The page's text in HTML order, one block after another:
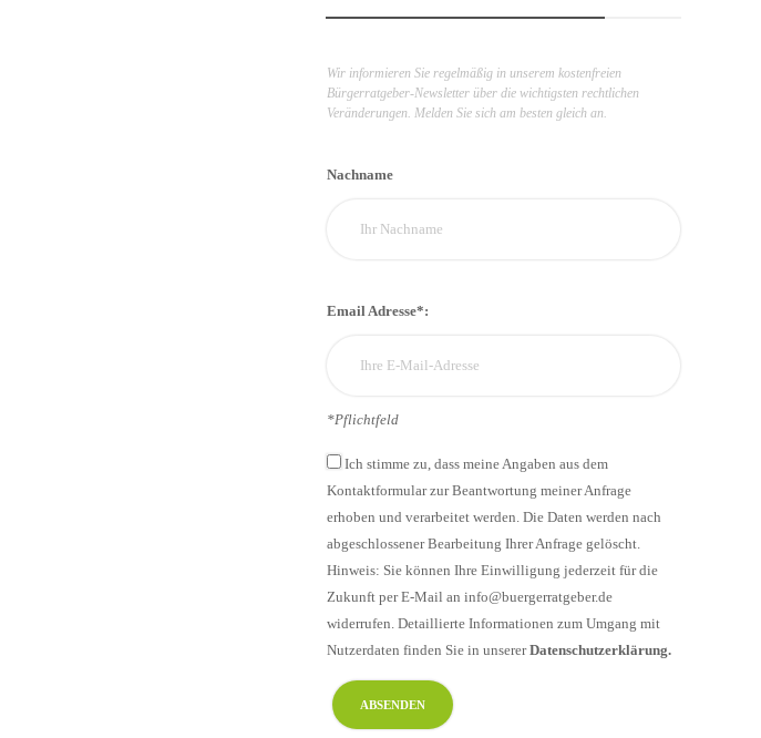
Wir informieren Sie regelmäßig in unserem kostenfreien
Bürgerratgeber-Newsletter über die wichtigsten rechtlichen
Veränderungen. Melden Sie sich am besten gleich an.
Nachname
Email Adresse*:
*Pflichtfeld
Ich stimme zu, dass meine Angaben aus dem
Kontaktformular zur Beantwortung meiner Anfrage
erhoben und verarbeitet werden. Die Daten werden nach
abgeschlossener Bearbeitung Ihrer Anfrage gelöscht.
Hinweis: Sie können Ihre Einwilligung jederzeit für die
Zukunft per E-Mail an info@buergerratgeber.de
widerrufen. Detaillierte Informationen zum Umgang mit
Nutzerdaten finden Sie in unsererDatenschutzerklärung.